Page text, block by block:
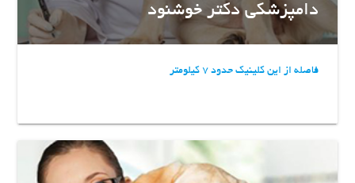
دامپزشکی دکتر خوشنود
فاصله از این کلینیک حدود 7 کیلومتر